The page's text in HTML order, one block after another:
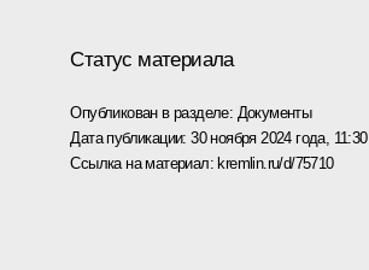
Статус материала
Опубликован в разделе: Документы
Дата публикации:30 ноября 2024 года, 11:30
Ссылка на материал: kremlin.ru/d/75710